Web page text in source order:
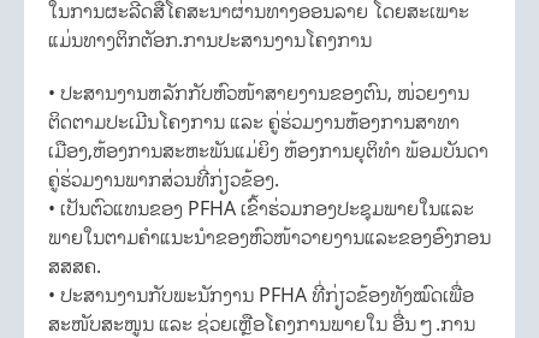
ໃນການຜະລີດສື່ໂຄສະນາຜ່ານທາງອອນລາຍ ໂດຍສະເພາະ
ແມ່ນທາງຕິກຕັອກ.ການປະສານງານໂຄງການ
• ປະສານງານຫລັກກັບຫົວໜ້າສາຍງານຂອງຕົນ, ໜ່ວຍງານ
ຕິດຕາມປະເມີນໂຄງການ ແລະ ຄູ່ຮ່ວມງານຫ້ອງການສາທາ
ເມືອງ,ຫ້ອງການສະຫະພັນແມ່ຍິງ ຫ້ອງການຍຸຕິທຳ ພ້ອມບັນດາ
ຄູ່ຮ່ວມງານພາກສ່ວນທີ່ກ່ຽວຂ້ອງ.
• ເປັນຕົວແທນຂອງ PFHA ເຂົ້າຮ່ວມກອງປະຊຸມພາຍໃນແລະ
ພາຍໃນຕາມຄໍາແນະນໍາຂອງຫົວໜ້າວາຍງານແລະຂອງອົງກອນ
ສສສຄ.
• ປະສານງານກັບພະນັກງານ PFHA ທີ່ກ່ຽວຂ້ອງທັງໝົດເພື່ອ
ສະໜັບສະໜູນ ແລະ ຊ່ວຍເຫຼືອໂຄງການພາຍໃນ ອື່ນໆ.ການ